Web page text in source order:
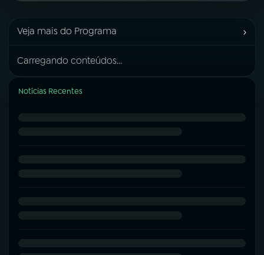
Veja mais do Programa ›
Carregando conteúdos...
Notícias Recentes